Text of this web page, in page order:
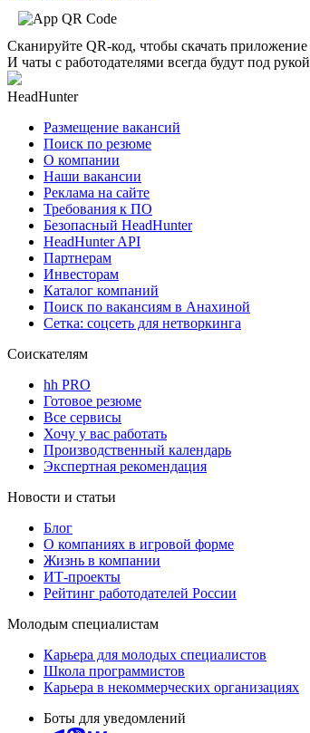
Сканируйте QR-код, чтобы скачать приложение
И чаты с работодателями всегда будут под рукой
HeadHunter
Размещение вакансий
Поиск по резюме
О компании
Наши вакансии
Реклама на сайте
Требования к ПО
Безопасный HeadHunter
HeadHunter API
Партнерам
Инвесторам
Каталог компаний
Поиск по вакансиям в Анахиной
Сетка: соцсеть для нетворкинга
Соискателям
hh PRO
Готовое резюме
Все сервисы
Хочу у вас работать
Производственный календарь
Экспертная рекомендация
Новости и статьи
Блог
О компаниях в игровой форме
Жизнь в компании
ИТ-проекты
Рейтинг работодателей России
Молодым специалистам
Карьера для молодых специалистов
Школа программистов
Карьера в некоммерческих организациях
Боты для уведомлений